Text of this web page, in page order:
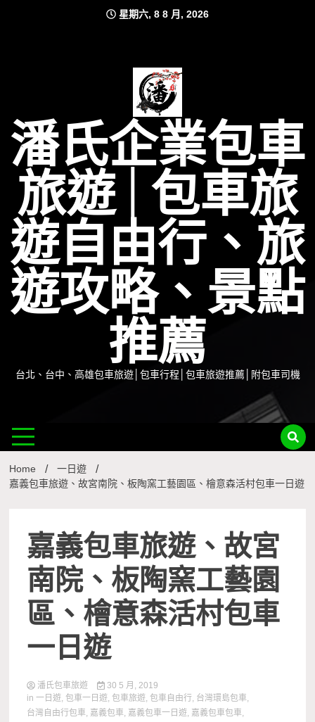
星期六, 8 8 月, 2026
潘氏企業包車
旅遊│包車旅
遊自由行、旅
遊攻略、景點
推薦
台北、台中、高雄包車旅遊│包車行程│包車旅遊推薦│附包車司機
Home
一日遊
嘉義包車旅遊、故宮南院、板陶窯工藝園區、檜意森活村包車一日遊
嘉義包車旅遊、故宮
南院、板陶窯工藝園
區、檜意森活村包車
一日遊
潘氏包車旅遊
30 5 月, 2019
in一日遊,包車一日遊,包車旅遊,包車自由行, 台灣環島包車,
台灣自由行包車, 嘉義包車, 嘉義包車一日遊, 嘉義包車包車,